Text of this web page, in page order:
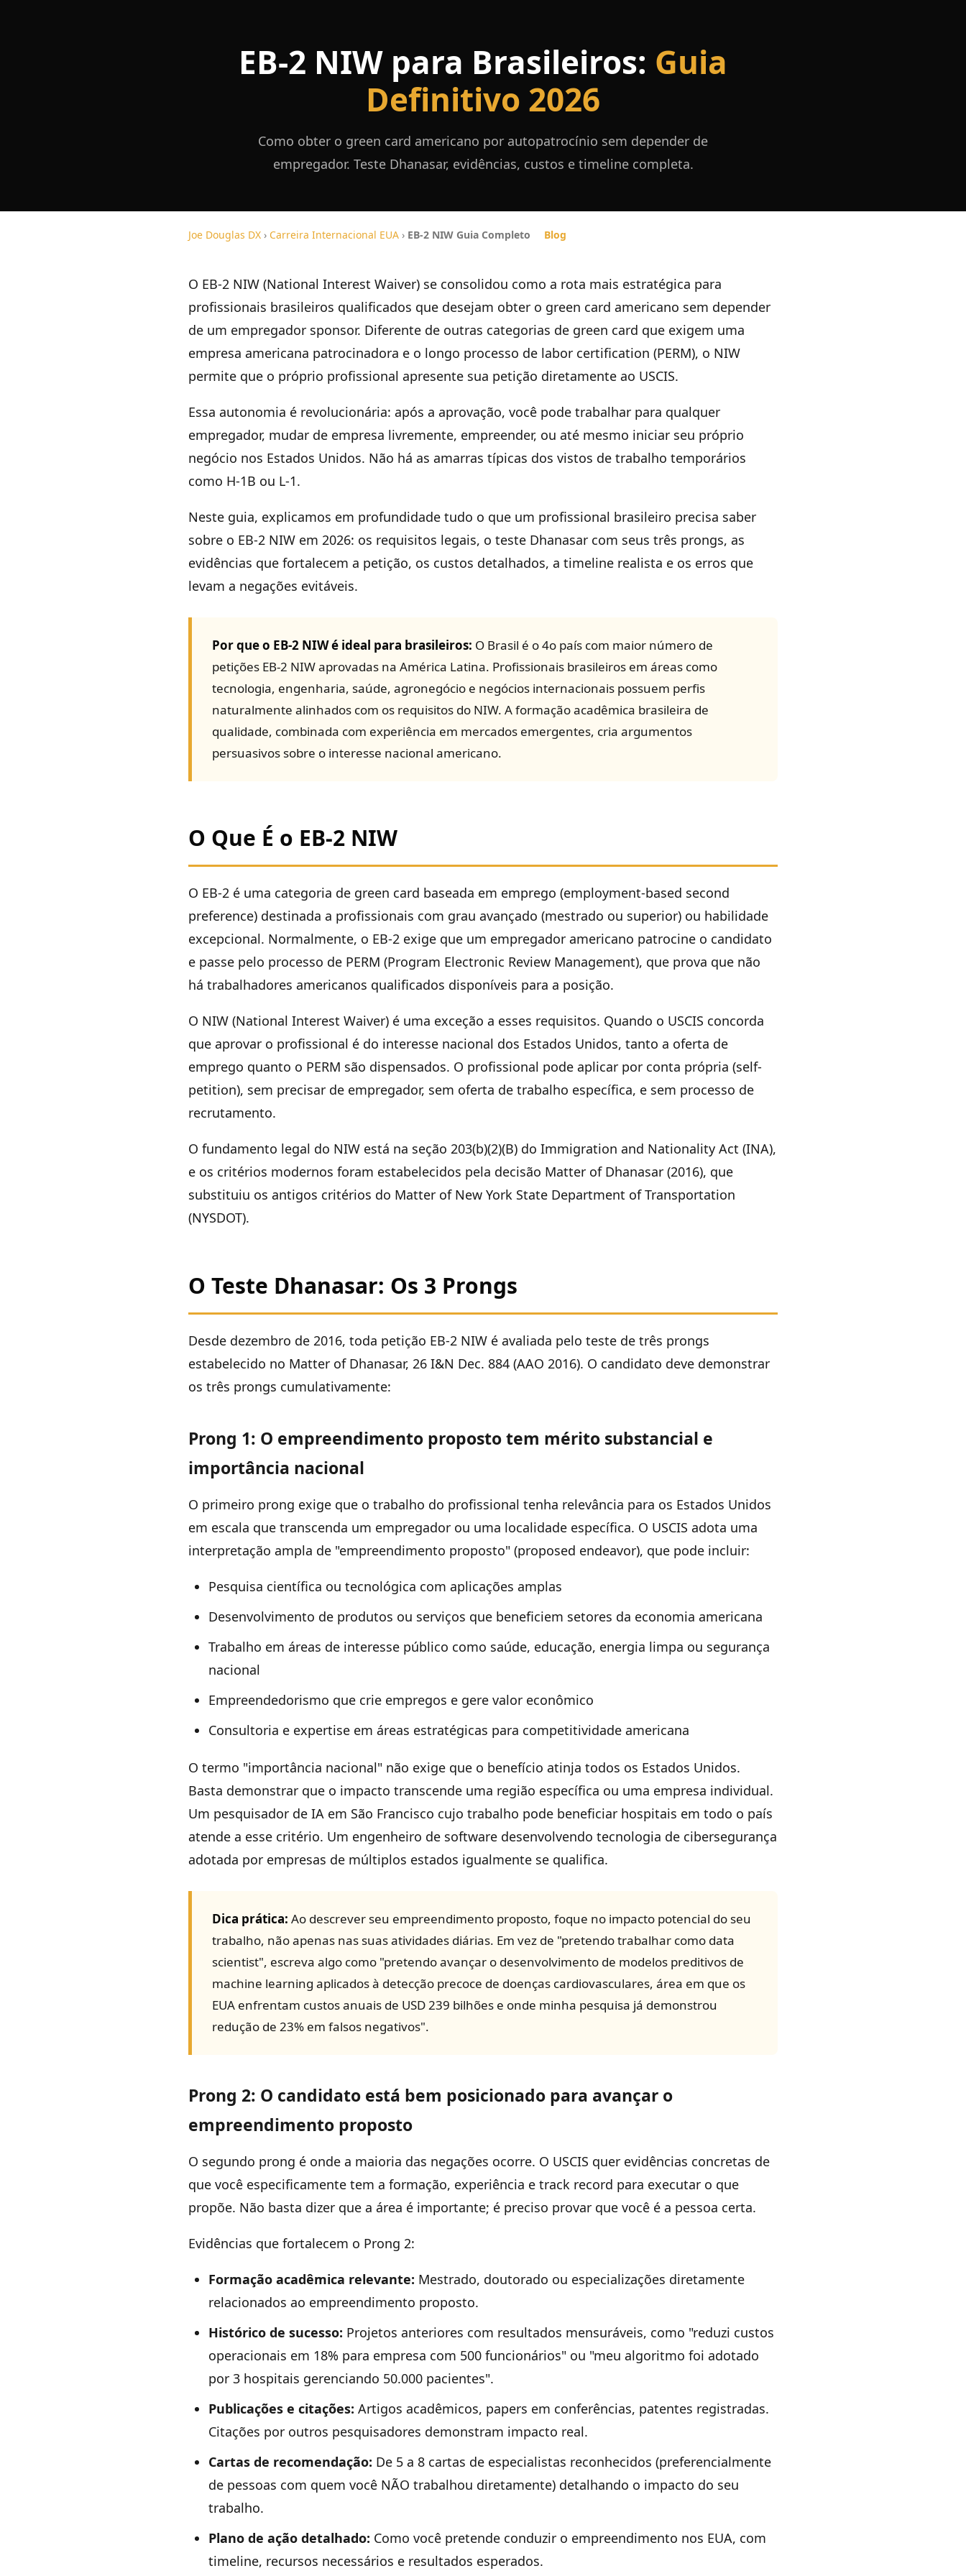
EB-2 NIW para Brasileiros: Guia
Definitivo 2026
Como obter o green card americano por autopatrocínio sem depender de
empregador. Teste Dhanasar, evidências, custos e timeline completa.
Joe Douglas DX › Carreira Internacional EUA › EB-2 NIW Guia Completo Blog
O EB-2 NIW (National Interest Waiver) se consolidou como a rota mais estratégica para
profissionais brasileiros qualificados que desejam obter o green card americano sem depender
de um empregador sponsor. Diferente de outras categorias de green card que exigem uma
empresa americana patrocinadora e o longo processo de labor certification (PERM), o NIW
permite que o próprio profissional apresente sua petição diretamente ao USCIS.
Essa autonomia é revolucionária: após a aprovação, você pode trabalhar para qualquer
empregador, mudar de empresa livremente, empreender, ou até mesmo iniciar seu próprio
negócio nos Estados Unidos. Não há as amarras típicas dos vistos de trabalho temporários
como H-1B ou L-1.
Neste guia, explicamos em profundidade tudo o que um profissional brasileiro precisa saber
sobre o EB-2 NIW em 2026: os requisitos legais, o teste Dhanasar com seus três prongs, as
evidências que fortalecem a petição, os custos detalhados, a timeline realista e os erros que
levam a negações evitáveis.
Por que o EB-2 NIW é ideal para brasileiros: O Brasil é o 4o país com maior número de
petições EB-2 NIW aprovadas na América Latina. Profissionais brasileiros em áreas como
tecnologia, engenharia, saúde, agronegócio e negócios internacionais possuem perfis
naturalmente alinhados com os requisitos do NIW. A formação acadêmica brasileira de
qualidade, combinada com experiência em mercados emergentes, cria argumentos
persuasivos sobre o interesse nacional americano.
O Que É o EB-2 NIW
O EB-2 é uma categoria de green card baseada em emprego (employment-based second
preference) destinada a profissionais com grau avançado (mestrado ou superior) ou habilidade
excepcional. Normalmente, o EB-2 exige que um empregador americano patrocine o candidato
e passe pelo processo de PERM (Program Electronic Review Management), que prova que não
há trabalhadores americanos qualificados disponíveis para a posição.
O NIW (National Interest Waiver) é uma exceção a esses requisitos. Quando o USCIS concorda
que aprovar o profissional é do interesse nacional dos Estados Unidos, tanto a oferta de
emprego quanto o PERM são dispensados. O profissional pode aplicar por conta própria (self-
petition), sem precisar de empregador, sem oferta de trabalho específica, e sem processo de
recrutamento.
O fundamento legal do NIW está na seção 203(b)(2)(B) do Immigration and Nationality Act (INA),
e os critérios modernos foram estabelecidos pela decisão Matter of Dhanasar (2016), que
substituiu os antigos critérios do Matter of New York State Department of Transportation
(NYSDOT).
O Teste Dhanasar: Os 3 Prongs
Desde dezembro de 2016, toda petição EB-2 NIW é avaliada pelo teste de três prongs
estabelecido no Matter of Dhanasar, 26 I&N Dec. 884 (AAO 2016). O candidato deve demonstrar
os três prongs cumulativamente:
Prong 1: O empreendimento proposto tem mérito substancial e
importância nacional
O primeiro prong exige que o trabalho do profissional tenha relevância para os Estados Unidos
em escala que transcenda um empregador ou uma localidade específica. O USCIS adota uma
interpretação ampla de "empreendimento proposto" (proposed endeavor), que pode incluir:
Pesquisa científica ou tecnológica com aplicações amplas
Desenvolvimento de produtos ou serviços que beneficiem setores da economia americana
Trabalho em áreas de interesse público como saúde, educação, energia limpa ou segurança
nacional
Empreendedorismo que crie empregos e gere valor econômico
Consultoria e expertise em áreas estratégicas para competitividade americana
O termo "importância nacional" não exige que o benefício atinja todos os Estados Unidos.
Basta demonstrar que o impacto transcende uma região específica ou uma empresa individual.
Um pesquisador de IA em São Francisco cujo trabalho pode beneficiar hospitais em todo o país
atende a esse critério. Um engenheiro de software desenvolvendo tecnologia de cibersegurança
adotada por empresas de múltiplos estados igualmente se qualifica.
Dica prática: Ao descrever seu empreendimento proposto, foque no impacto potencial do seu
trabalho, não apenas nas suas atividades diárias. Em vez de "pretendo trabalhar como data
scientist", escreva algo como "pretendo avançar o desenvolvimento de modelos preditivos de
machine learning aplicados à detecção precoce de doenças cardiovasculares, área em que os
EUA enfrentam custos anuais de USD 239 bilhões e onde minha pesquisa já demonstrou
redução de 23% em falsos negativos".
Prong 2: O candidato está bem posicionado para avançar o
empreendimento proposto
O segundo prong é onde a maioria das negações ocorre. O USCIS quer evidências concretas de
que você especificamente tem a formação, experiência e track record para executar o que
propõe. Não basta dizer que a área é importante; é preciso provar que você é a pessoa certa.
Evidências que fortalecem o Prong 2:
Formação acadêmica relevante: Mestrado, doutorado ou especializações diretamente
relacionados ao empreendimento proposto.
Histórico de sucesso: Projetos anteriores com resultados mensuráveis, como "reduzi custos
operacionais em 18% para empresa com 500 funcionários" ou "meu algoritmo foi adotado
por 3 hospitais gerenciando 50.000 pacientes".
Publicações e citações: Artigos acadêmicos, papers em conferências, patentes registradas.
Citações por outros pesquisadores demonstram impacto real.
Cartas de recomendação: De 5 a 8 cartas de especialistas reconhecidos (preferencialmente
de pessoas com quem você NÃO trabalhou diretamente) detalhando o impacto do seu
trabalho.
Plano de ação detalhado: Como você pretende conduzir o empreendimento nos EUA, com
timeline, recursos necessários e resultados esperados.